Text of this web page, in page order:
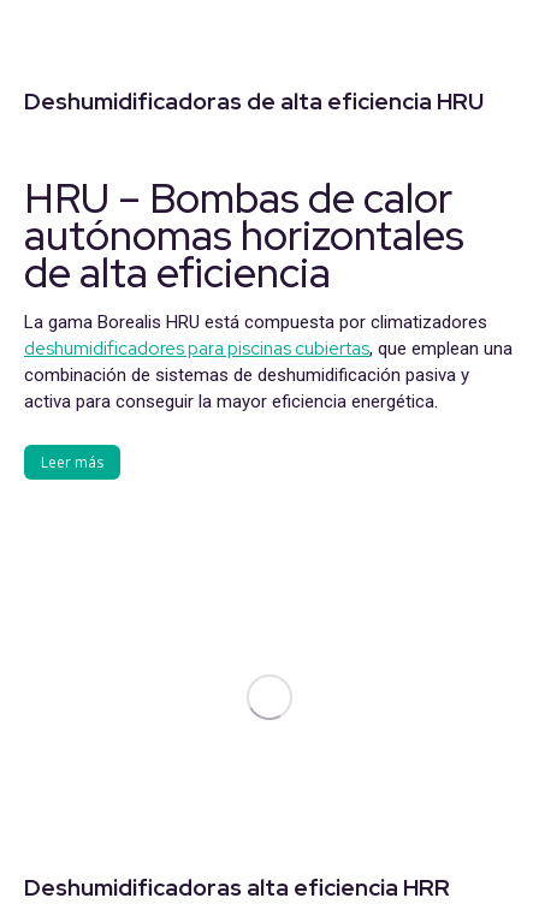
Deshumidificadoras de alta eficiencia HRU
HRU – Bombas de calor
autónomas horizontales
de alta eficiencia
La gama Borealis HRU está compuesta por climatizadores
deshumidificadores para piscinas cubiertas, que emplean una
combinación de sistemas de deshumidificación pasiva y
activa para conseguir la mayor eficiencia energética.
Leer más
Deshumidificadoras alta eficiencia HRR